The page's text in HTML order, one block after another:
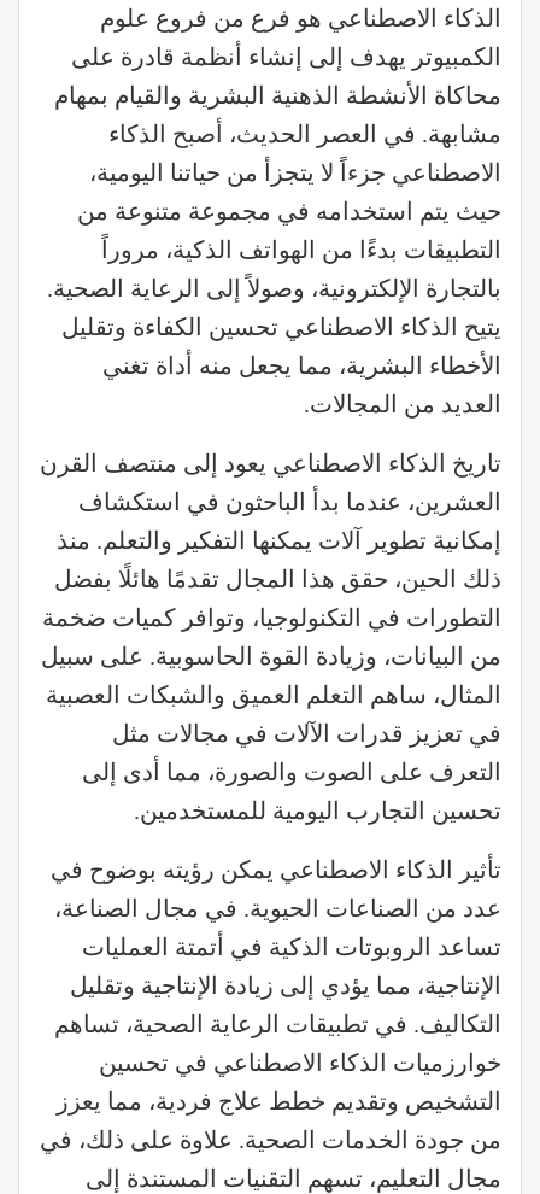
الذكاء الاصطناعي هو فرع من فروع علوم
الكمبيوتر يهدف إلى إنشاء أنظمة قادرة على
محاكاة الأنشطة الذهنية البشرية والقيام بمهام
مشابهة. في العصر الحديث، أصبح الذكاء
الاصطناعي جزءاً لا يتجزأ من حياتنا اليومية،
حيث يتم استخدامه في مجموعة متنوعة من
التطبيقات بدءًا من الهواتف الذكية، مروراً
بالتجارة الإلكترونية، وصولاً إلى الرعاية الصحية.
يتيح الذكاء الاصطناعي تحسين الكفاءة وتقليل
الأخطاء البشرية، مما يجعل منه أداة تغني
العديد من المجالات.
تاريخ الذكاء الاصطناعي يعود إلى منتصف القرن
العشرين، عندما بدأ الباحثون في استكشاف
إمكانية تطوير آلات يمكنها التفكير والتعلم. منذ
ذلك الحين، حقق هذا المجال تقدمًا هائلًا بفضل
التطورات في التكنولوجيا، وتوافر كميات ضخمة
من البيانات، وزيادة القوة الحاسوبية. على سبيل
المثال، ساهم التعلم العميق والشبكات العصبية
في تعزيز قدرات الآلات في مجالات مثل
التعرف على الصوت والصورة، مما أدى إلى
تحسين التجارب اليومية للمستخدمين.
تأثير الذكاء الاصطناعي يمكن رؤيته بوضوح في
عدد من الصناعات الحيوية. في مجال الصناعة،
تساعد الروبوتات الذكية في أتمتة العمليات
الإنتاجية، مما يؤدي إلى زيادة الإنتاجية وتقليل
التكاليف. في تطبيقات الرعاية الصحية، تساهم
خوارزميات الذكاء الاصطناعي في تحسين
التشخيص وتقديم خطط علاج فردية، مما يعزز
من جودة الخدمات الصحية. علاوة على ذلك، في
مجال التعليم، تسهم التقنيات المستندة إلى